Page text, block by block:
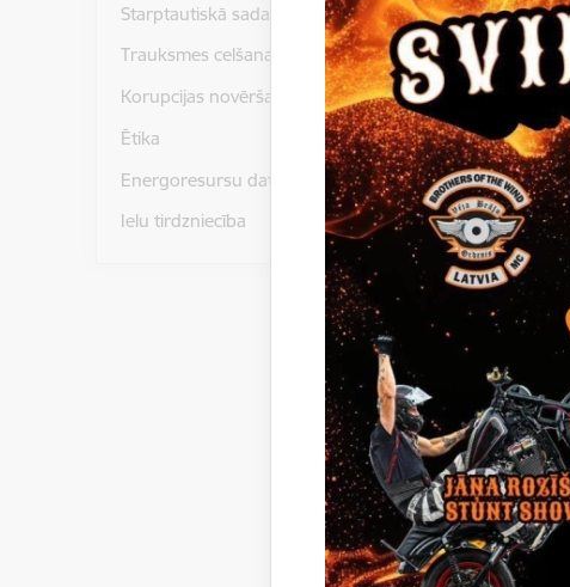
Starptautiskā sadarbība
Trauksmes celšana
Korupcijas novēršana
Ētika
Energoresursu dati un statistika
Ielu tirdzniecība
Iesniegt
Gulbenes
novada
apskatāms
kontā
“Nekustamā
Lejupielādēt:
Izsoles
Lejupielādēt:
Zemes
Lejupielādēt:
Lejupielādēt:
Lejupielādēt: